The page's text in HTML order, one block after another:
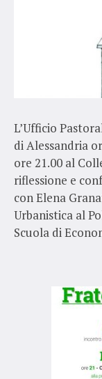
L’Ufficio
di Alessandria
ore 21.00 al
riflessione e
con Elena
Urbanistica al
Scuola di